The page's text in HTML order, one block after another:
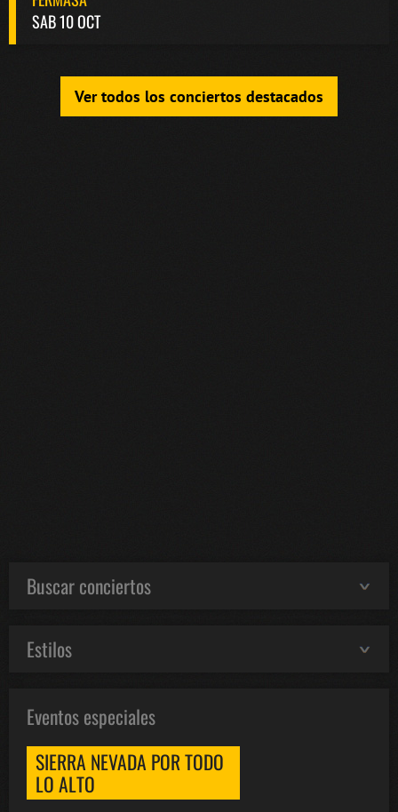
SAB 10 OCT
Ver todos los conciertos destacados
Buscar conciertos
Estilos
Eventos especiales
SIERRA NEVADA POR TODO
LO ALTO